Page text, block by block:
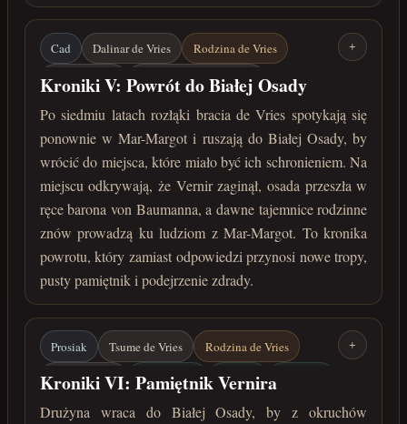
Cad Dalinar de Vries
Rodzina de Vries
Vernir / Ragn
Friedrich von Baumann
Mar-Margot
Biała Osada
Pamiętnik Vernira
marzec 222 roku po Zaćmieniu
+
Kroniki V: Powrót do Białej Osady
Po siedmiu latach rozłąki bracia de Vries spotykają się
ponownie w Mar-Margot i ruszają do Białej Osady, by
wrócić do miejsca, które miało być ich schronieniem. Na
miejscu odkrywają, że Vernir zaginął, osada przeszła w
ręce barona von Baumanna, a dawne tajemnice rodzinne
znów prowadzą ku ludziom z Mar-Margot. To kronika
powrotu, który zamiast odpowiedzi przynosi nowe tropy,
pusty pamiętnik i podejrzenie zdrady.
Prosiak Tsume de Vries
Rodzina de Vries
Vernir / Ragn
Biała Osada Kościej
koniec marca 222 roku po Zaćmieniu
+
Kroniki VI: Pamiętnik Vernira
Drużyna wraca do Białej Osady, by z okruchów